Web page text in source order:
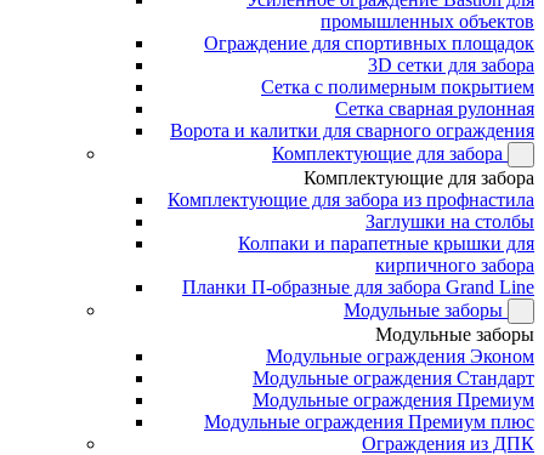
промышленных объектов
Ограждение для спортивных площадок
3D сетки для забора
Сетка с полимерным покрытием
Сетка сварная рулонная
Ворота и калитки для сварного ограждения
Комплектующие для забора
Комплектующие для забора
Комплектующие для забора из профнастила
Заглушки на столбы
Колпаки и парапетные крышки для
кирпичного забора
Планки П-образные для забора Grand Line
Модульные заборы
Модульные заборы
Модульные ограждения Эконом
Модульные ограждения Стандарт
Модульные ограждения Премиум
Модульные ограждения Премиум плюс
Ограждения из ДПК